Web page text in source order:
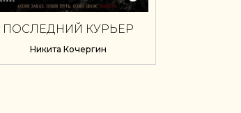
ПОСЛЕДНИЙ КУРЬЕР
Никита Кочергин